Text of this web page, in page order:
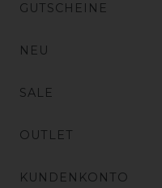
GUTSCHEINE
NEU
SALE
OUTLET
KUNDENKONTO